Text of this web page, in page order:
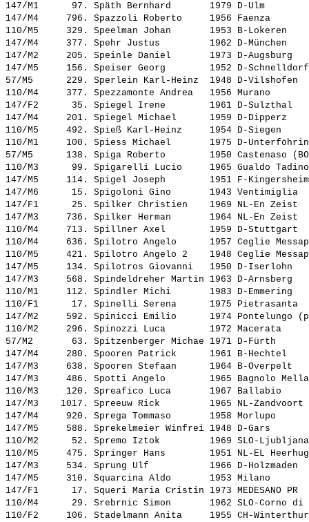
147/M1      97. Späth Bernhard
1979 D-Ulm
147/M4     796. Spazzoli Roberto
1956 Faenza
110/M5     329. Speelman Johan
1953 B-
147/M4     377. Spehr Justus
1962 D-
147/M2     205. Speinle Daniel
1973 D-
147/M5     156. Speiser Georg
1952 D-
57/M5      229. Sperlein Karl-Heinz
1948 D-
110/M4     377. Spezzamonte Andrea
1956 Murano
147/F2      35. Spiegel Irene
1961 D-
147/M4     201. Spiegel Michael
1959 D-Dipperz
110/M5     492. Spieß Karl-Heinz
1954 D-Siegen
110/M1     100. Spiess Michael
1975 D-
57/M5      138. Spiga Roberto
1950
110/M3      99. Spigarelli Lucio
1965 Gualdo
147/M5     114. Spigel Joseph
1951 F-
147/M6      15. Spigoloni Gino
1943
147/F1      25. Spilker Christien
1969 NL-En
147/M3     736. Spilker Herman
1964 NL-En
110/M4     713. Spillner Axel
1959 D-
110/M4     636. Spilotro Angelo
1957 Ceglie
110/M5     421. Spilotro Angelo 2
1948 Ceglie
147/M5     134. Spilotros Giovanni
1950 D-Iserlohn
147/M3     568. Spindeldreher Martin 1963 D-
110/M1     112. Spindler Michi
1983 D-
110/F1      17. Spinelli Serena
1975
147/M2     592. Spinicci Emilio
1974
110/M2     296. Spinozzi Luca
1972 Macerata
57/M2       63. Spitzenberger Michae 1971 D-Fürth
147/M4     280. Spooren Patrick
1961 B-
147/M3     638. Spooren Stefaan
1964 B-
147/M3     486. Spotti Angelo
1965 Bagnolo
110/M3     120. Spreafico Luca
1967 Ballabio
147/M3    1017. Spreeuw Rick
1965 NL-
147/M4     920. Sprega Tommaso
1958 Morlupo
147/M5     588. Sprekelmeier Winfrei 1948 D-Gars
110/M2      52. Spremo Iztok
1969 SLO-
110/M5     475. Springer Hans
1951 NL-EL
147/M3     534. Sprung Ulf
1966 D-
147/M5     310. Squarcina Aldo
1953 Milano
147/F1      17. Squeri Maria Cristin 1973
110/M4      29. Srebrnic Simon
1962 SLO-
110/F2     106. Stadelmann Anita
1955 CH-